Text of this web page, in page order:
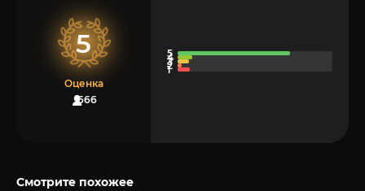
5
Оценка
666
Смотрите похожее